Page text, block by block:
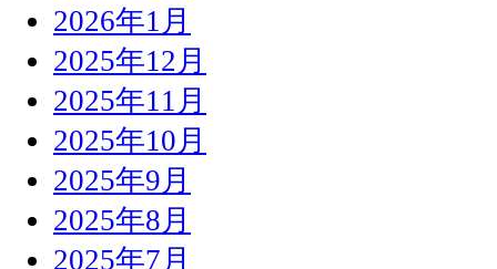
2026年1月
2025年12月
2025年11月
2025年10月
2025年9月
2025年8月
2025年7月